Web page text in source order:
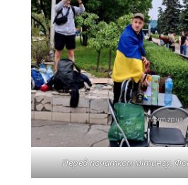
Перед початком мітингу.